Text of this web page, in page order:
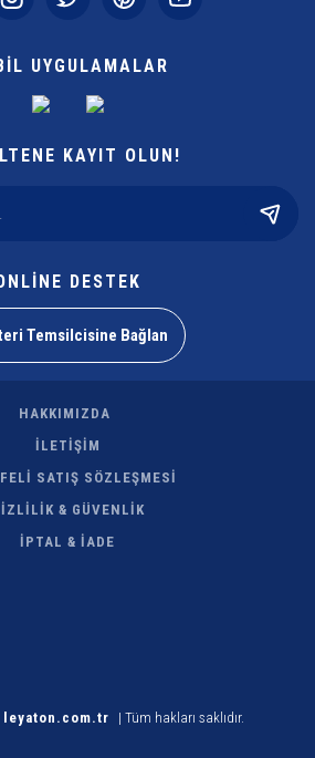
UYGULAMALAR
KAYIT OLUN!
DESTEK
Temsilcisine Bağlan
HAKKIMIZDA
İLETİŞİM
SATIŞ SÖZLEŞMESİ
& GÜVENLİK
İPTAL & İADE
leyaton.com.tr | Tüm hakları saklıdır.